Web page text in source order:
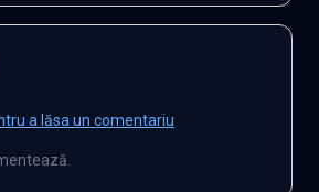
a lăsa un comentariu